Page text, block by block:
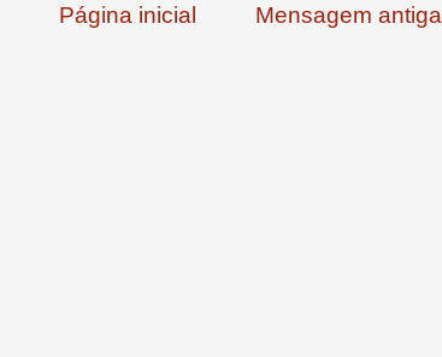
Mensagem antiga
Página inicial